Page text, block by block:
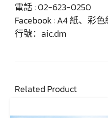
電話 : 02-623-0250
Facebook : A4 紙、彩
行號：aic.dm
Related Product